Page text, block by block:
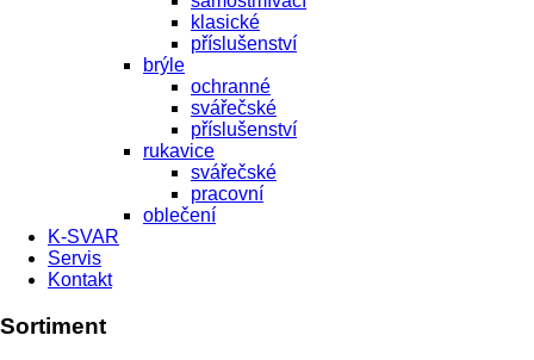
klasické
příslušenství
brýle
ochranné
svářečské
příslušenství
rukavice
svářečské
pracovní
oblečení
K-SVAR
Servis
Kontakt
Sortiment